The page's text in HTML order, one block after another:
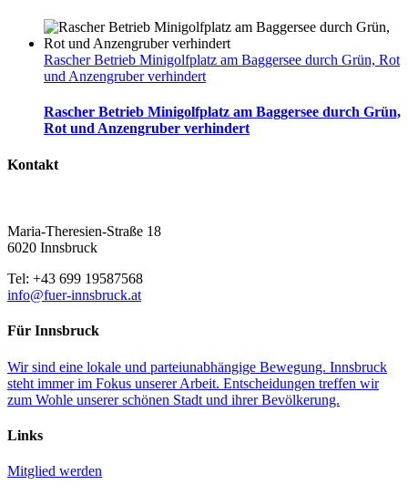
Rascher Betrieb Minigolfplatz am Baggersee durch Grün, Rot
und Anzengruber verhindert
Rascher Betrieb Minigolfplatz am Baggersee durch Grün,
Rot und Anzengruber verhindert
Kontakt
Maria-Theresien-Straße 18
6020 Innsbruck
Tel: +43 699 19587568
info@fuer-innsbruck.at
Für Innsbruck
Wir sind eine lokale und parteiunabhängige Bewegung. Innsbruck
steht immer im Fokus unserer Arbeit. Entscheidungen treffen wir
zum Wohle unserer schönen Stadt und ihrer Bevölkerung.
Links
Mitglied werden